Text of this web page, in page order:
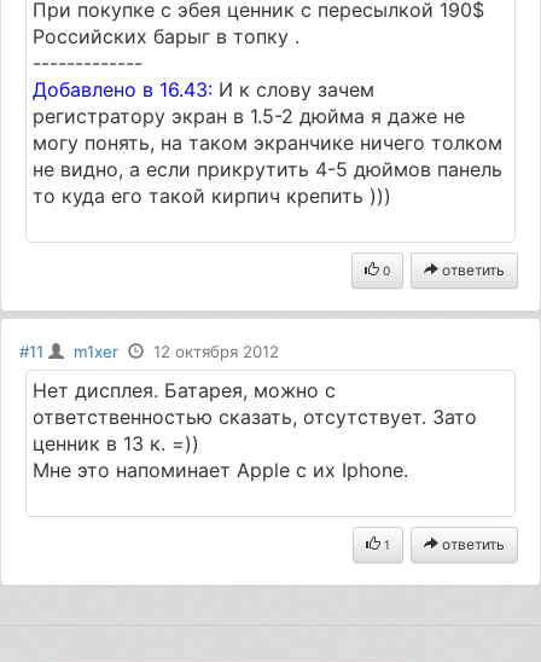
При покупке с эбея ценник с пересылкой 190$
Российских барыг в топку .
-------------
Добавлено в 16.43: И к слову зачем
регистратору экран в 1.5-2 дюйма я даже не
могу понять, на таком экранчике ничего толком
не видно, а если прикрутить 4-5 дюймов панель
то куда его такой кирпич крепить )))
0 ответить
#11 m1xer 12 октября 2012
Нет дисплея. Батарея, можно с
ответственностью сказать, отсутствует. Зато
ценник в 13 к. =))
Мне это напоминает Apple с их Iphone.
1 ответить